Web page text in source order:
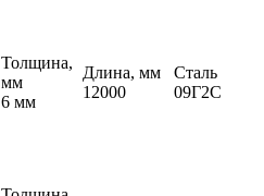
Толщина,
мм
6 мм
Длина, мм
12000
Сталь
09Г2С